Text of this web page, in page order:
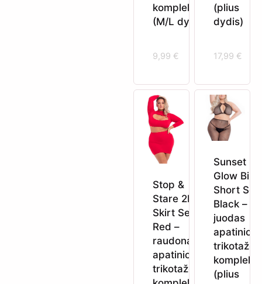
komplektas
(M/L dydis)
9,99 €
(plius
dydis)
17,99 €
Stop &
Stare 2Pc
Skirt Set
Red –
raudonas
apatinio
trikotažo
Sunset
Glow Bike
Short Set
Black –
juodas
apatinio
trikotažo
(plius